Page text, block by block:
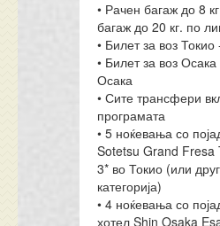
• Рачен багаж до 8
багаж до 20 кг. по
• Билет за воз
• Билет за воз
Осака
• Сите трансфери
програмата
• 5 ноќевања со
Sotetsu Grand Fresa
3* во Токио (или
категорија)
• 4 ноќевања со
хотел Shin Osaka